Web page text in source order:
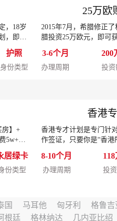
，18岁
，即可
护照
身份类型
25万欧
2015年7月，希腊修正
腊投资25万欧元，即可
者永久居留许可”，一
3-6个月
办理周期
200
投资
房】+
5w+慈
取得永
居绿卡
份类型
香港
香港专才计划是专门针
作签证，只要你是“香
能、知识或经验的内地
8-10个月
办理周期 投
国 马耳他 匈牙利 格鲁吉
根廷 格林纳达 几内亚比绍